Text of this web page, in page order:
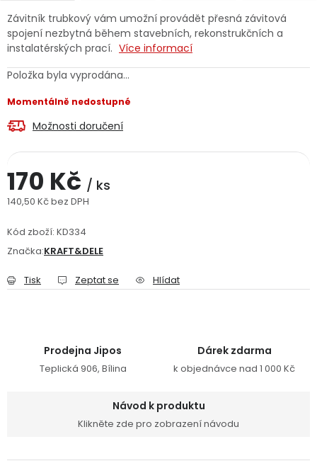
Značky
Jaký je aktuální stav mé objednávky?
Velkoobchodní spolupráce (B2B)
Servis nářadí
Doprava a platba
Reklamační formulář Odstoupení ve lhůtě 14 dní
Podmínky ochrany osobních údajů
Závitník trubkový vám umožní provádět přesná závitová
spojení nezbytná během stavebních, rekonstrukčních a
instalatérských prací. Více informací
Položka byla vyprodána…
Momentálně nedostupné
Možnosti doručení
170 Kč / ks
140,50 Kč bez DPH
Kód zboží: KD334
Značka:KRAFT&DELE
Tisk Zeptat se Hlídat
Prodejna Jipos
Teplická 906, Bílina
Dárek zdarma
k objednávce nad 1 000 Kč
Návod k produktu
Klikněte zde pro zobrazení návodu